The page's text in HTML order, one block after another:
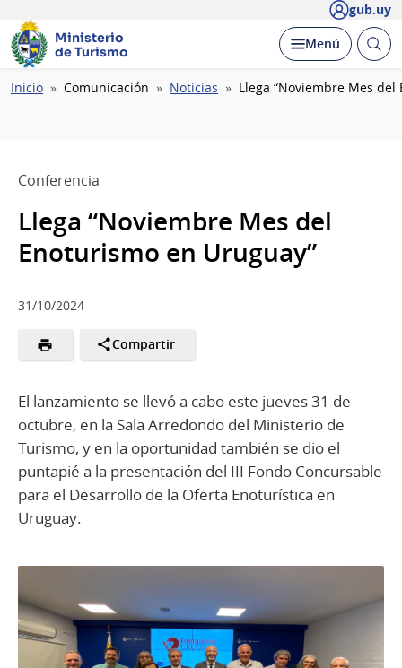
gub.uy
Ministerio
de Turismo
Desplegar
Menú Abrir
Ruta
Inicio Comunicación Noticias Llega “Noviembre Mes
Conferencia
Llega “Noviembre Mes del
Enoturismo en Uruguay”
31/10/2024
Compartir
El lanzamiento se llevó a cabo este jueves 31 de
octubre, en la Sala Arredondo del Ministerio de
Turismo, y en la oportunidad también se dio el
puntapié a la presentación del III Fondo Concursable
para el Desarrollo de la Oferta Enoturística en
Uruguay.